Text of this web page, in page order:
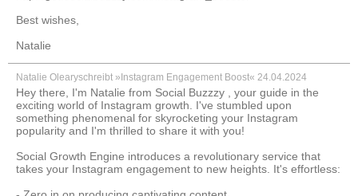
Best wishes,
Natalie
Natalie Olearyschreibt »Instagram Engagement Boost« 24.04.2024
Hey there, I'm Natalie from Social Buzzzy , your guide in the
exciting world of Instagram growth. I've stumbled upon
something phenomenal for skyrocketing your Instagram
popularity and I'm thrilled to share it with you!
Social Growth Engine introduces a revolutionary service that
takes your Instagram engagement to new heights. It's effortless: